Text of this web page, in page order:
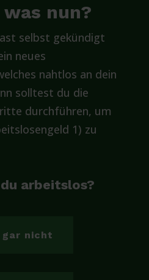
nun?
selbst gekündigt
neues
nahtlos an dein
solltest du die
durchführen, um
1) zu
arbeitslos?
gar nicht